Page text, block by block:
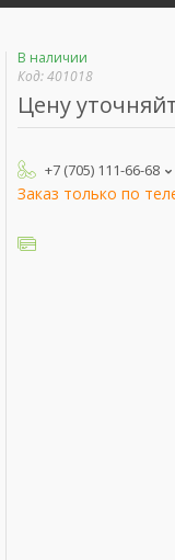
В наличии
Код:401018
Цену
+7 (705) 111-66-68
Заказ только по